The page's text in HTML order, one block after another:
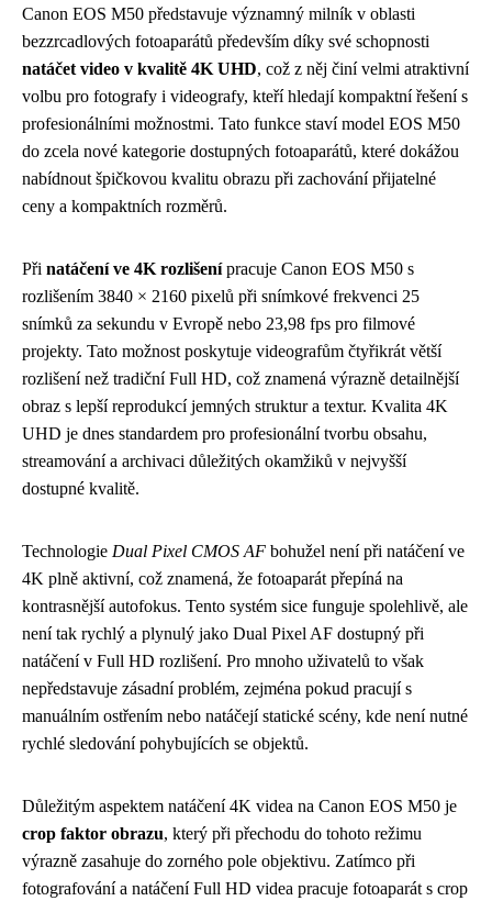
Canon EOS M50 představuje významný milník v oblasti
bezzrcadlových fotoaparátů především díky své schopnosti
natáčet video v kvalitě 4K UHD, což z něj činí velmi atraktivní
volbu pro fotografy i videografy, kteří hledají kompaktní řešení s
profesionálními možnostmi. Tato funkce staví model EOS M50
do zcela nové kategorie dostupných fotoaparátů, které dokážou
nabídnout špičkovou kvalitu obrazu při zachování přijatelné
ceny a kompaktních rozměrů.
Při natáčení ve 4K rozlišenípracuje Canon EOS M50 s
rozlišením 3840 × 2160 pixelů při snímkové frekvenci 25
snímků za sekundu v Evropě nebo 23,98 fps pro filmové
projekty. Tato možnost poskytuje videografům čtyřikrát větší
rozlišení než tradiční Full HD, což znamená výrazně detailnější
obraz s lepší reprodukcí jemných struktur a textur. Kvalita 4K
UHD je dnes standardem pro profesionální tvorbu obsahu,
streamování a archivaci důležitých okamžiků v nejvyšší
dostupné kvalitě.
Technologie Dual Pixel CMOS AF bohužel není při natáčení ve
4K plně aktivní, což znamená, že fotoaparát přepíná na
kontrasnější autofokus. Tento systém sice funguje spolehlivě, ale
není tak rychlý a plynulý jako Dual Pixel AF dostupný při
natáčení v Full HD rozlišení. Pro mnoho uživatelů to však
nepředstavuje zásadní problém, zejména pokud pracují s
manuálním ostřením nebo natáčejí statické scény, kde není nutné
rychlé sledování pohybujících se objektů.
Důležitým aspektem natáčení 4K videa na Canon EOS M50 je
crop faktor obrazu, který při přechodu do tohoto režimu
výrazně zasahuje do zorného pole objektivu. Zatímco při
fotografování a natáčení Full HD videa pracuje fotoaparát s crop